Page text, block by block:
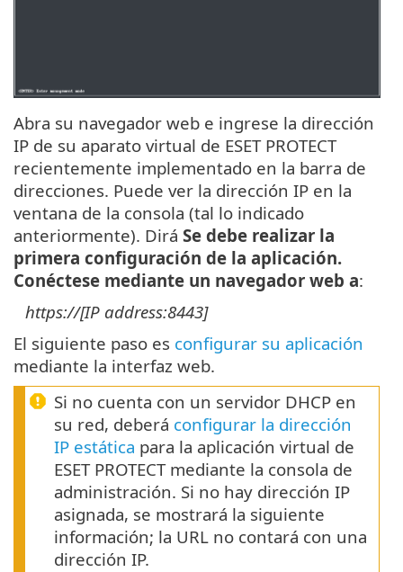
Abra su navegador web e ingrese la dirección
IP de su aparato virtual de ESET PROTECT
recientemente implementado en la barra de
direcciones. Puede ver la dirección IP en la
ventana de la consola (tal lo indicado
anteriormente). Dirá Se debe realizar la
primera configuración de la aplicación.
Conéctese mediante un navegador web a:
https://[IP address:8443]
El siguiente paso es configurar su aplicación
mediante la interfaz web.
Si no cuenta con un servidor DHCP en
su red, deberá configurar la dirección
IP estática para la aplicación virtual de
ESET PROTECT mediante la consola de
administración. Si no hay dirección IP
asignada, se mostrará la siguiente
información; la URL no contará con una
dirección IP.